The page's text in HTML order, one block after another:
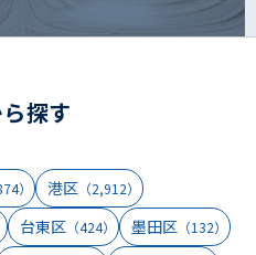
探す
） 港区 （2,912）
台東区 （424） 墨田区 （132）